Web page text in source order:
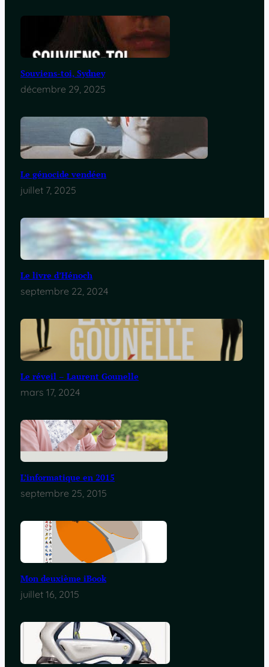
Souviens-toi, Sydney
décembre 29, 2025
Le génocide vendéen
juillet 7, 2025
Le livre d’Hénoch
septembre 22, 2024
Le réveil – Laurent Gounelle
mars 17, 2024
L’informatique en 2015
septembre 25, 2015
Mon deuxième iBook
juillet 16, 2015